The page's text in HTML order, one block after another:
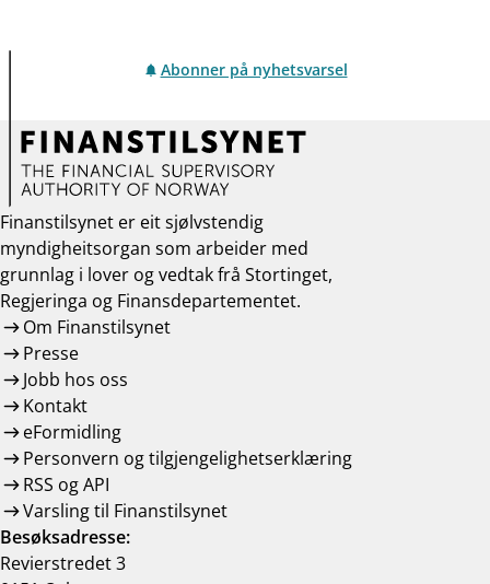
Abonner på nyhetsvarsel
Finanstilsynet er eit sjølvstendig
myndigheitsorgan som arbeider med
grunnlag i lover og vedtak frå Stortinget,
Regjeringa og Finansdepartementet.
Om Finanstilsynet
Presse
Jobb hos oss
Kontakt
eFormidling
Personvern og tilgjengelighetserklæring
RSS og API
Varsling til Finanstilsynet
Besøksadresse:
Revierstredet 3